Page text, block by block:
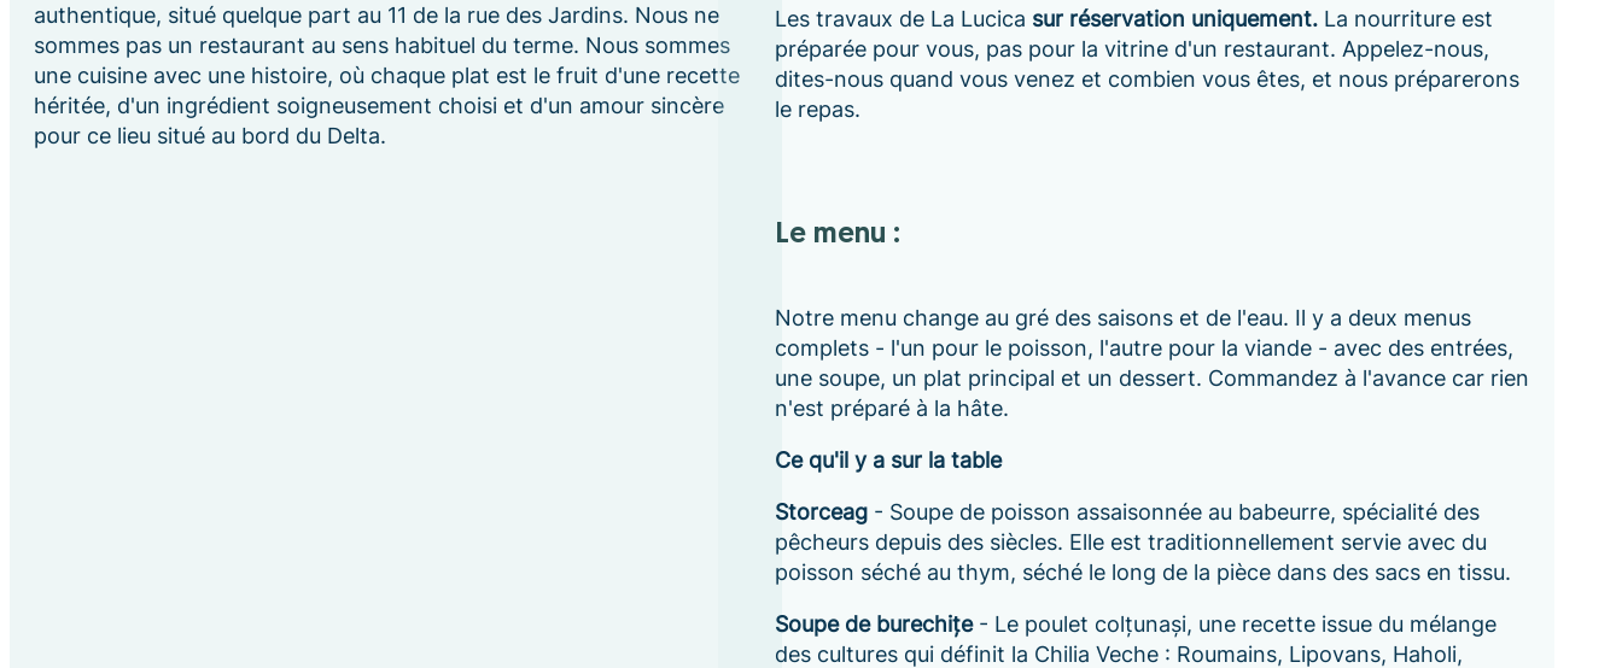
Les travaux de La Lucica sur réservation uniquement.La nourriture est
préparée pour vous, pas pour la vitrine d'un restaurant. Appelez-nous,
dites-nous quand vous venez et combien vous êtes, et nous préparerons
le repas.
Le menu :
Notre menu change au gré des saisons et de l'eau. Il y a deux menus
complets - l'un pour le poisson, l'autre pour la viande - avec des entrées,
une soupe, un plat principal et un dessert. Commandez à l'avance car rien
n'est préparé à la hâte.
Ce qu'il y a sur la table
Storceag- Soupe de poisson assaisonnée au babeurre, spécialité des
pêcheurs depuis des siècles. Elle est traditionnellement servie avec du
poisson séché au thym, séché le long de la pièce dans des sacs en tissu.
Soupe de burechițe- Le poulet colțunași, une recette issue du mélange
des cultures qui définit la Chilia Veche : Roumains, Lipovans, Haholi,
authentique, situé quelque part au 11 de la rue des Jardins. Nous ne
sommes pas un restaurant au sens habituel du terme. Nous sommes
une cuisine avec une histoire, où chaque plat est le fruit d'une recette
héritée, d'un ingrédient soigneusement choisi et d'un amour sincère
pour ce lieu situé au bord du Delta.